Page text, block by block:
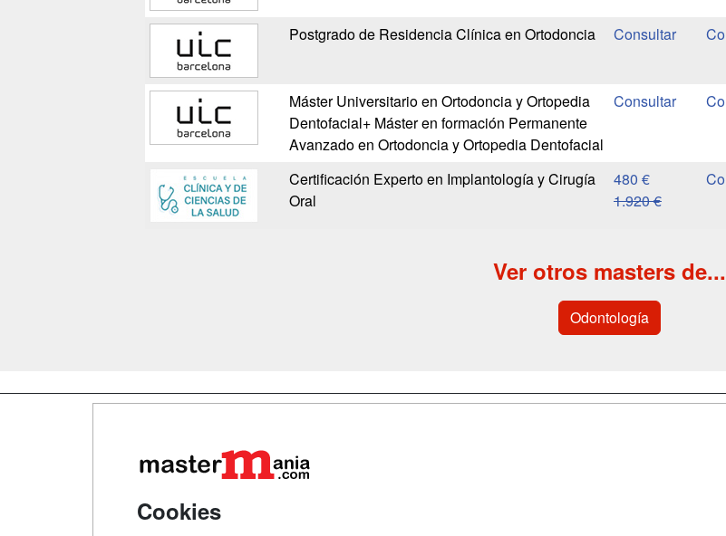
Postgrado de Residencia Clínica en Ortodoncia
Máster Universitario en Ortodoncia y Ortopedia
Dentofacial+ Máster en formación Permanente
Avanzado en Ortodoncia y Ortopedia Dentofacial
Certificación Experto en Implantología y Cirugía
Oral
480 €
1.920 €
Ver otros masters de...
Odontología
Cookies